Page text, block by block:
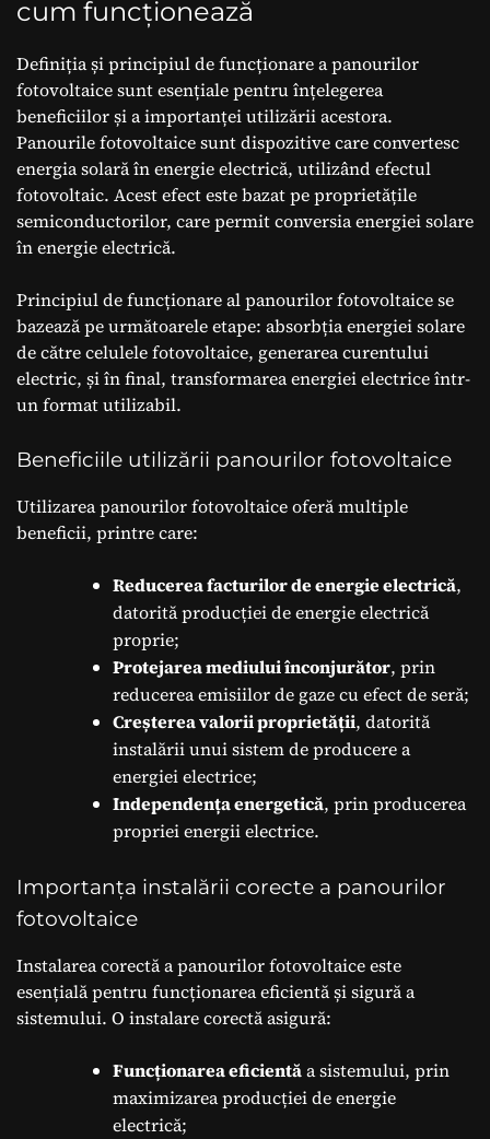
cum funcționează
Definiția și principiul de funcționare a panourilor
fotovoltaice sunt esențiale pentru înțelegerea
beneficiilor și a importanței utilizării acestora.
Panourile fotovoltaice sunt dispozitive care convertesc
energia solară în energie electrică, utilizând efectul
fotovoltaic. Acest efect este bazat pe proprietățile
semiconductorilor, care permit conversia energiei solare
în energie electrică.
Principiul de funcționare al panourilor fotovoltaice se
bazează pe următoarele etape: absorbția energiei solare
de către celulele fotovoltaice, generarea curentului
electric, și în final, transformarea energiei electrice într-
un format utilizabil.
Beneficiile utilizării panourilor fotovoltaice
Utilizarea panourilor fotovoltaice oferă multiple
beneficii, printre care:
Reducerea facturilor de energie electrică,
datorită producției de energie electrică
proprie;
Protejarea mediului înconjurător, prin
reducerea emisiilor de gaze cu efect de seră;
Creșterea valorii proprietății, datorită
instalării unui sistem de producere a
energiei electrice;
Independența energetică, prin producerea
propriei energii electrice.
Importanța instalării corecte a panourilor
fotovoltaice
Instalarea corectă a panourilor fotovoltaice este
esențială pentru funcționarea eficientă și sigură a
sistemului. O instalare corectă asigură:
Funcționarea eficientăa sistemului, prin
maximizarea producției de energie
electrică;